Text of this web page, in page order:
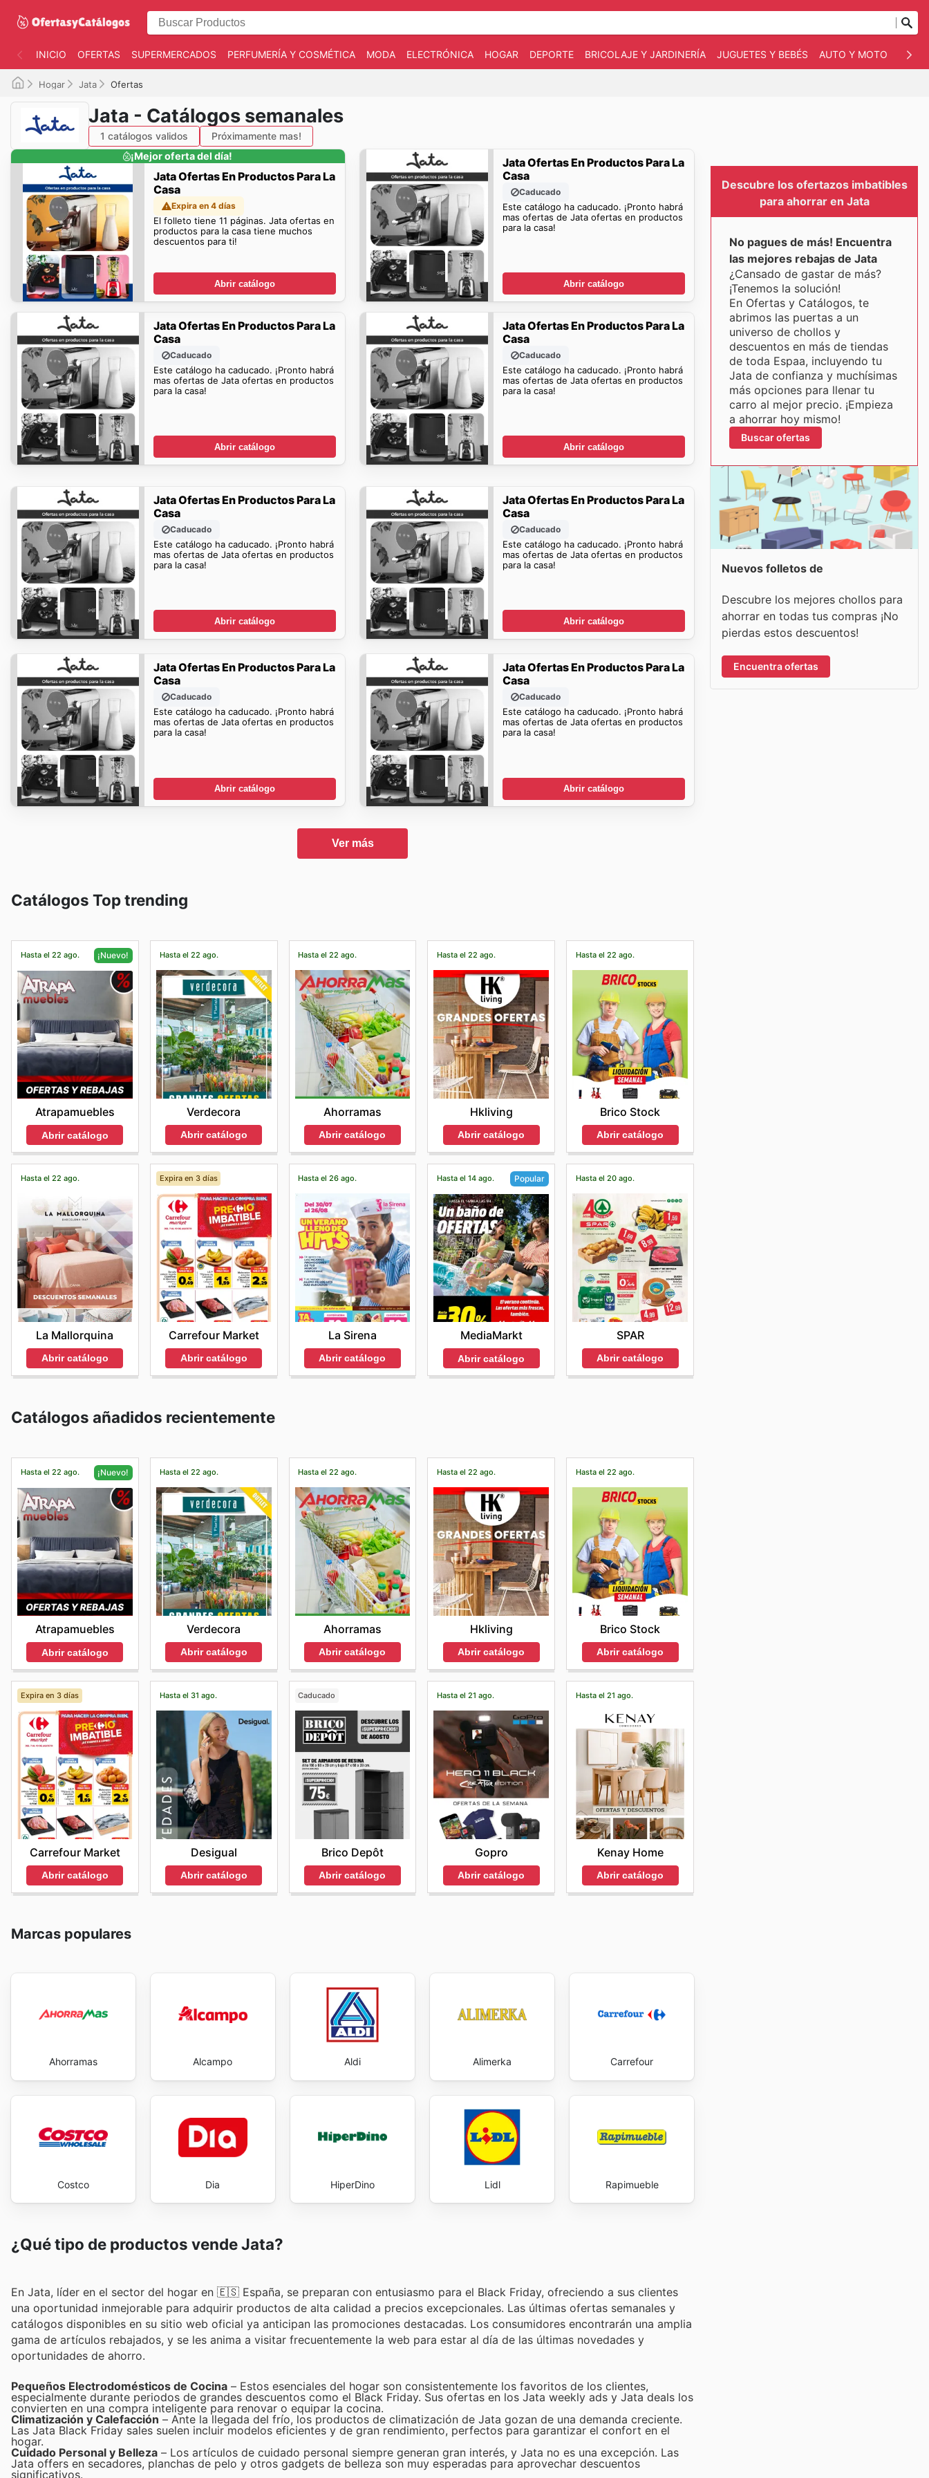
INICIO OFERTAS SUPERMERCADOS PERFUMERÍA Y COSMÉTICA MODA ELECTRÓNICA HOGAR DEPORTE BRICOLAJE Y JARDINERÍA JUGUETES Y BEBÉS AUTO Y MOTO
Hogar Jata Ofertas
Jata - Catálogos semanales
1 catálogos validos
Próximamente mas!
¡Mejor oferta del día!
Jata Ofertas En Productos Para La
Casa
Expira en 4 días
El folleto tiene 11 páginas. Jata ofertas en
productos para la casa tiene muchos
descuentos para ti!
Abrir catálogo
Jata Ofertas En Productos Para La
Casa
Caducado
Este catálogo ha caducado. ¡Pronto habrá
mas ofertas de Jata ofertas en productos
para la casa!
Abrir catálogo
Jata Ofertas En Productos Para La
Casa
Caducado
Este catálogo ha caducado. ¡Pronto habrá
mas ofertas de Jata ofertas en productos
para la casa!
Abrir catálogo
Jata Ofertas En Productos Para La
Casa
Caducado
Este catálogo ha caducado. ¡Pronto habrá
mas ofertas de Jata ofertas en productos
para la casa!
Abrir catálogo
Jata Ofertas En Productos Para La
Casa
Caducado
Este catálogo ha caducado. ¡Pronto habrá
mas ofertas de Jata ofertas en productos
para la casa!
Abrir catálogo
Jata Ofertas En Productos Para La
Casa
Caducado
Este catálogo ha caducado. ¡Pronto habrá
mas ofertas de Jata ofertas en productos
para la casa!
Abrir catálogo
Jata Ofertas En Productos Para La
Casa
Caducado
Este catálogo ha caducado. ¡Pronto habrá
mas ofertas de Jata ofertas en productos
para la casa!
Abrir catálogo
Jata Ofertas En Productos Para La
Casa
Caducado
Este catálogo ha caducado. ¡Pronto habrá
mas ofertas de Jata ofertas en productos
para la casa!
Abrir catálogo
Ver más
Catálogos Top trending
Hasta el 22 ago. ¡Nuevo!
Atrapamuebles
Abrir catálogo
Hasta el 22 ago.
Verdecora
Abrir catálogo
Hasta el 22 ago.
Ahorramas
Abrir catálogo
Hasta el 22 ago.
Hkliving
Abrir catálogo
Hasta el 22 ago.
Brico Stock
Abrir catálogo
Hasta el 22 ago.
La Mallorquina
Abrir catálogo
Expira en 3 días
Carrefour Market
Abrir catálogo
Hasta el 26 ago.
La Sirena
Abrir catálogo
Hasta el 14 ago. Popular
MediaMarkt
Abrir catálogo
Hasta el 20 ago.
SPAR
Abrir catálogo
Catálogos añadidos recientemente
Hasta el 22 ago. ¡Nuevo!
Atrapamuebles
Abrir catálogo
Hasta el 22 ago.
Verdecora
Abrir catálogo
Hasta el 22 ago.
Ahorramas
Abrir catálogo
Hasta el 22 ago.
Hkliving
Abrir catálogo
Hasta el 22 ago.
Brico Stock
Abrir catálogo
Expira en 3 días
Carrefour Market
Abrir catálogo
Hasta el 31 ago.
Desigual
Abrir catálogo
Caducado
Brico Depôt
Abrir catálogo
Hasta el 21 ago.
Gopro
Abrir catálogo
Hasta el 21 ago.
Kenay Home
Abrir catálogo
Marcas populares
Ahorramas Alcampo Aldi Alimerka Carrefour
Costco Dia HiperDino Lidl Rapimueble
¿Qué tipo de productos vende Jata?
En Jata, líder en el sector del hogar en 🇪🇸 España, se preparan con entusiasmo para el Black Friday, ofreciendo a sus clientes
una oportunidad inmejorable para adquirir productos de alta calidad a precios excepcionales. Las últimas ofertas semanales y
catálogos disponibles en su sitio web oficial ya anticipan las promociones destacadas. Los consumidores encontrarán una amplia
gama de artículos rebajados, y se les anima a visitar frecuentemente la web para estar al día de las últimas novedades y
oportunidades de ahorro.
Pequeños Electrodomésticos de Cocina – Estos esenciales del hogar son consistentemente los favoritos de los clientes,
especialmente durante periodos de grandes descuentos como el Black Friday. Sus ofertas en los Jata weekly ads y Jata deals los
convierten en una compra inteligente para renovar o equipar la cocina.
Climatización y Calefacción – Ante la llegada del frío, los productos de climatización de Jata gozan de una demanda creciente.
Las Jata Black Friday sales suelen incluir modelos eficientes y de gran rendimiento, perfectos para garantizar el confort en el
hogar.
Cuidado Personal y Belleza – Los artículos de cuidado personal siempre generan gran interés, y Jata no es una excepción. Las
Jata offers en secadores, planchas de pelo y otros gadgets de belleza son muy esperadas para aprovechar descuentos
significativos.
Descubre los ofertazos imbatibles
para ahorrar en Jata
No pagues de más! Encuentra
las mejores rebajas de Jata
¿Cansado de gastar de más?
¡Tenemos la solución!
En Ofertas y Catálogos, te
abrimos las puertas a un
universo de chollos y
descuentos en más de tiendas
de toda Espaa, incluyendo tu
Jata de confianza y muchísimas
más opciones para llenar tu
carro al mejor precio. ¡Empieza
a ahorrar hoy mismo!
Buscar ofertas
Nuevos folletos de
Descubre los mejores chollos para
ahorrar en todas tus compras ¡No
pierdas estos descuentos!
Encuentra ofertas